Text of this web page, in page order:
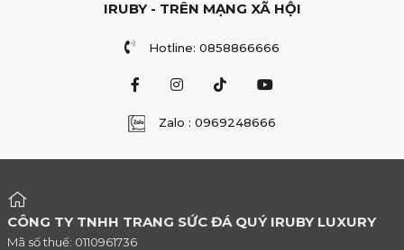
IRUBY - TRÊN MẠNG XÃ HỘI
Hotline: 0858866666
Zalo : 0969248666
CÔNG TY TNHH TRANG SỨC ĐÁ QUÝ IRUBY LUXURY
Mã số thuế: 0110961736